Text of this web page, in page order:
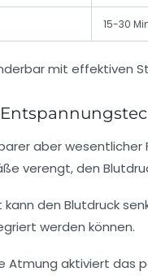
15-30
mit effektiven
aber
verengt, den
kann den Blutdruck
werden können.
Atmung aktiviert das